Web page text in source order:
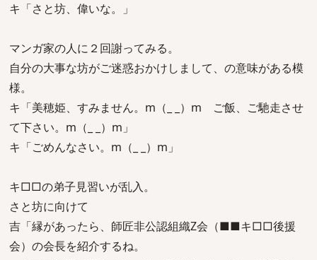
キ「さと坊、偉いな。」
マンガ家の人に２回謝ってみる。
自分の大事な坊がご迷惑おかけしまして、の意味がある模
様。
キ「美穂姫、すみません。m（_ _）m ご飯、ご馳走させ
て下さい。m（_ _）m」
キ「ごめんなさい。m（_ _）m」
キ□□の弟子見習いが乱入。
さと坊に向けて
吉「縁があったら、師匠非公認組織Z会（■■キ□□後援
会）の会長を紹介するね。